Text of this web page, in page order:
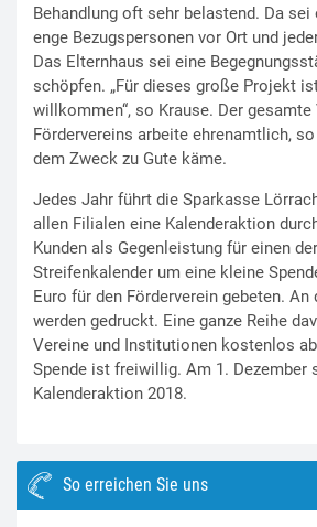
Behandlung oft sehr belastend. Da
enge Bezugspersonen vor Ort und
Das Elternhaus sei eine
schöpfen. „Für dieses große Projekt
willkommen“, so Krause. Der
Fördervereins arbeite ehrenamtlich,
dem Zweck zu Gute käme.
Jedes Jahr führt die Sparkasse
allen Filialen eine Kalenderaktion
Kunden als Gegenleistung für einen
Streifenkalender um eine kleine
Euro für den Förderverein gebeten. An
werden gedruckt. Eine ganze Reihe
Vereine und Institutionen kostenlos
Spende ist freiwillig. Am 1. Dezember
Kalenderaktion 2018.
So erreichen Sie uns